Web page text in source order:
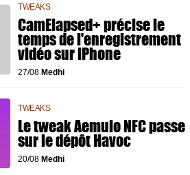
TWEAKS
CamElapsed+ précise le
temps de l'enregistrement
vidéo sur iPhone
27/08 Medhi
TWEAKS
Le tweak Aemulo NFC passe
sur le dépôt Havoc
20/08 Medhi